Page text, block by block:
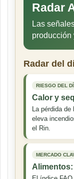
Radar
Las
producción
Radar del
RIESGO DEL
Calor y
La pérdida
eleva
el Rin.
MERCADO